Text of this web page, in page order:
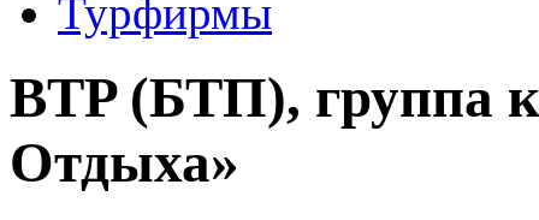
Турфирмы
BTP (БТП), группа
Отдыха»